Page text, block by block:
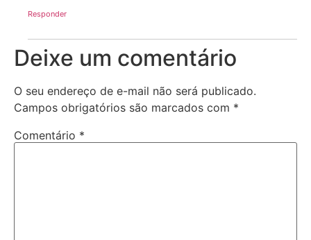
Responder
Deixe um comentário
O seu endereço de e-mail não será publicado.
Campos obrigatórios são marcados com *
Comentário *